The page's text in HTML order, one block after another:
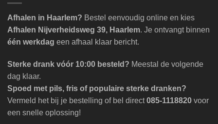
Afhalen in Haarlem? Bestel eenvoudig online en kies
Afhalen Nijverheidsweg 39, Haarlem. Je ontvangt binnen
één werkdag een afhaal klaar bericht.
Sterke drank vóór 10:00 besteld? Meestal de volgende
dag klaar.
Spoed met pils, fris of populaire sterke dranken?
Vermeld het bij je bestelling of bel direct085-1118820 voor
een snelle oplossing!